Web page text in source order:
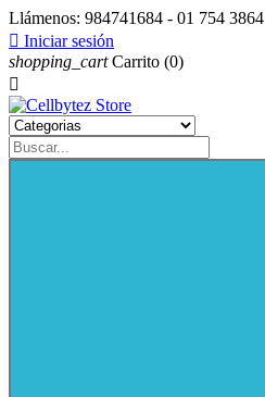
Llámenos: 984741684 - 01 754 3864
 Iniciar sesión
shopping_cart Carrito (0)
